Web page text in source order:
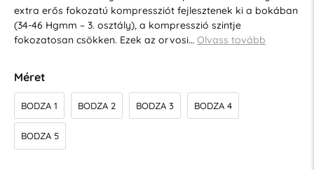
extra erős fokozatú kompressziót fejlesztenek ki a bokában
(34-46 Hgmm – 3. osztály), a kompresszió szintje
fokozatosan csökken. Ezek az orvosi… Olvass tovább
Méret
BODZA 1 BODZA 2 BODZA 3 BODZA 4
BODZA 5